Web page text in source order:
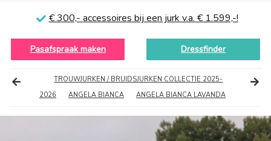
€ 300,- accessoires bij een jurk v.a. € 1.599,-!
Pasafspraak maken Dressfinder
TROUWJURKEN / BRUIDSJURKEN COLLECTIE 2025-
2026
ANGELA BIANCA ANGELA BIANCA LAVANDA